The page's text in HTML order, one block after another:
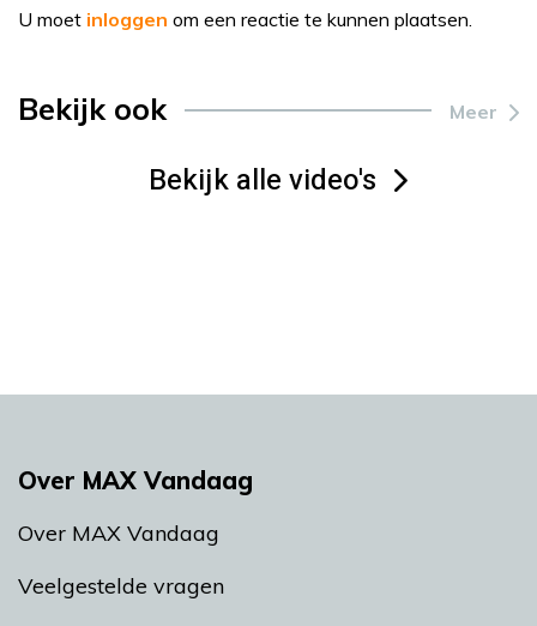
U moet inloggen om een reactie te kunnen plaatsen.
Bekijk ook Meer
Bekijk alle video's
Over MAX Vandaag
Over MAX Vandaag
Veelgestelde vragen